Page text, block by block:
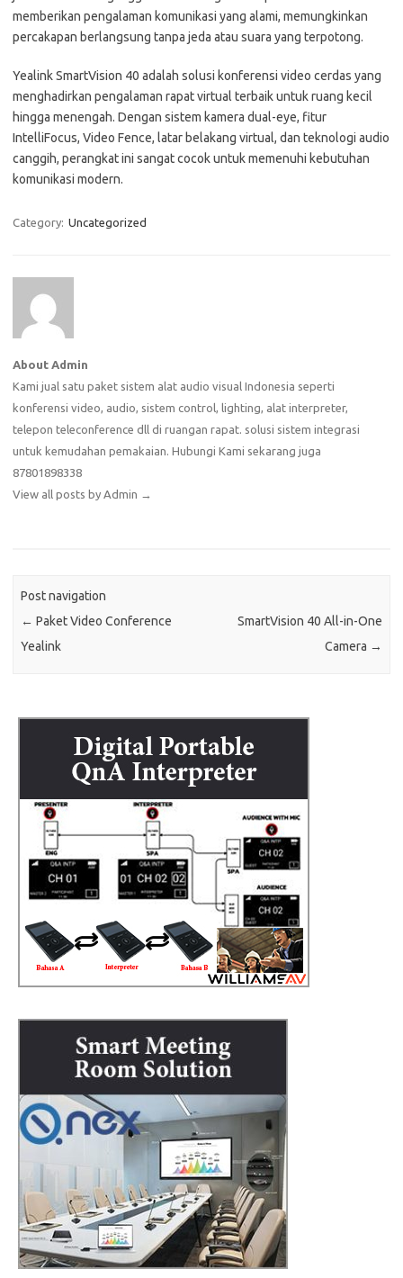
memberikan pengalaman komunikasi yang alami, memungkinkan
percakapan berlangsung tanpa jeda atau suara yang terpotong.
Yealink SmartVision 40 adalah solusi konferensi video cerdas yang
menghadirkan pengalaman rapat virtual terbaik untuk ruang kecil
hingga menengah. Dengan sistem kamera dual-eye, fitur
IntelliFocus, Video Fence, latar belakang virtual, dan teknologi audio
canggih, perangkat ini sangat cocok untuk memenuhi kebutuhan
komunikasi modern.
Category: Uncategorized
About Admin
Kami jual satu paket sistem alat audio visual Indonesia seperti
konferensi video, audio, sistem control, lighting, alat interpreter,
telepon teleconference dll di ruangan rapat. solusi sistem integrasi
untuk kemudahan pemakaian. Hubungi Kami sekarang juga
87801898338
View all posts by Admin →
Post navigation
← Paket Video Conference
Yealink
SmartVision 40 All-in-One
Camera →